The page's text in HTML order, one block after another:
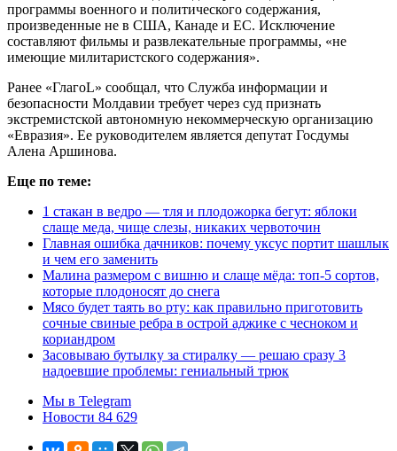
программы военного и политического содержания,
произведенные не в США, Канаде и ЕС. Исключение
составляют фильмы и развлекательные программы, «не
имеющие милитаристского содержания».
Ранее «ГлагоL» сообщал, что Служба информации и
безопасности Молдавии требует через суд признать
экстремистской автономную некоммерческую организацию
«Евразия». Ее руководителем является депутат Госдумы
Алена Аршинова.
Еще по теме:
1 стакан в ведро — тля и плодожорка бегут: яблоки
слаще меда, чище слезы, никаких червоточин
Главная ошибка дачников: почему уксус портит шашлык
и чем его заменить
Малина размером с вишню и слаще мёда: топ-5 сортов,
которые плодоносят до снега
Мясо будет таять во рту: как правильно приготовить
сочные свиные ребра в острой аджике с чесноком и
кориандром
Засовываю бутылку за стиралку — решаю сразу 3
надоевшие проблемы: гениальный трюк
Мы в Telegram
Новости 84 629